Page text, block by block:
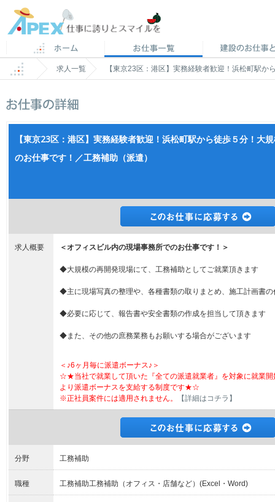
求人一覧 【東京23区：港区】実務経験者歓迎！浜松町駅
【東京23区：港区】実務経験者歓迎！浜松町駅から徒歩５分！大
のお仕事です！／工務補助（派遣）
求人概要 ＜オフィスビル内の現場事務所でのお仕事です！＞
◆大規模の再開発現場にて、工務補助としてご就業頂きます
◆主に現場写真の整理や、各種書類の取りまとめ、施工計画書
◆必要に応じて、報告書や安全書類の作成を担当して頂きます
◆また、その他の庶務業務もお願いする場合がございます
＜♪6ヶ月毎に派遣ボーナス♪＞
☆★当社で就業して頂いた『全ての派遣就業者』を対象に就業開
より派遣ボーナスを支給する制度です★☆
※正社員案件には適用されません。
【詳細はコチラ】
分野 工務補助
職種 工務補助工務補助（オフィス・店舗など）(Excel・Word)